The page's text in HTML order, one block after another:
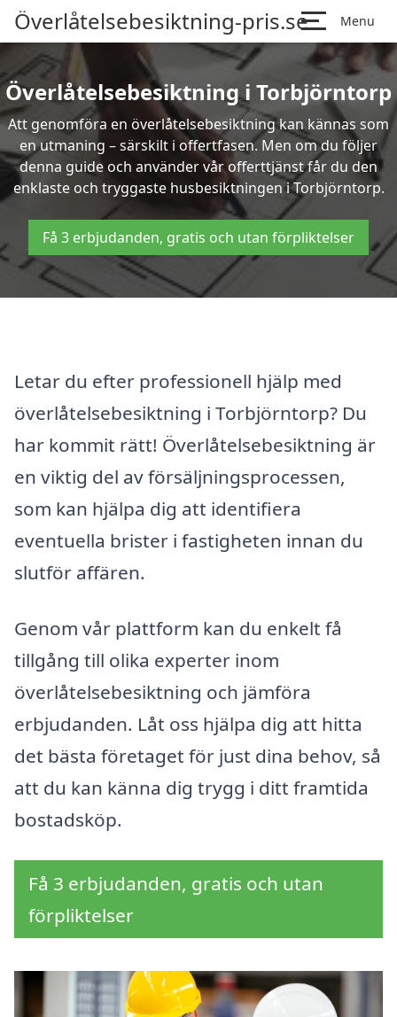
Överlåtelsebesiktning-pris.se Menu
Överlåtelsebesiktning i Torbjörntorp
Att genomföra en överlåtelsebesiktning kan kännas som
en utmaning – särskilt i offertfasen. Men om du följer
denna guide och använder vår offerttjänst får du den
enklaste och tryggaste husbesiktningen i Torbjörntorp.
Få 3 erbjudanden, gratis och utan förpliktelser
Letar du efter professionell hjälp med
överlåtelsebesiktning i Torbjörntorp? Du
har kommit rätt! Överlåtelsebesiktning är
en viktig del av försäljningsprocessen,
som kan hjälpa dig att identifiera
eventuella brister i fastigheten innan du
slutför affären.
Genom vår plattform kan du enkelt få
tillgång till olika experter inom
överlåtelsebesiktning och jämföra
erbjudanden. Låt oss hjälpa dig att hitta
det bästa företaget för just dina behov, så
att du kan känna dig trygg i ditt framtida
bostadsköp.
Få 3 erbjudanden, gratis och utan
förpliktelser